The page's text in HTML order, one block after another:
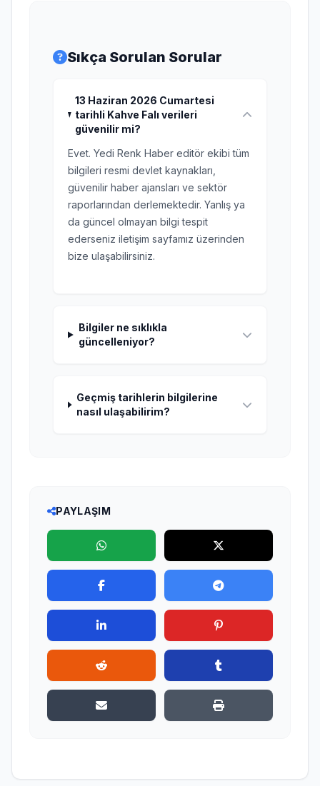
Sıkça Sorulan Sorular
13 Haziran 2026 Cumartesi
tarihli Kahve Falı verileri
güvenilir mi?
Evet. Yedi Renk Haber editör ekibi tüm
bilgileri resmi devlet kaynakları,
güvenilir haber ajansları ve sektör
raporlarından derlemektedir. Yanlış ya
da güncel olmayan bilgi tespit
ederseniz iletişim sayfamız üzerinden
bize ulaşabilirsiniz.
Bilgiler ne sıklıkla
güncelleniyor?
Geçmiş tarihlerin bilgilerine
nasıl ulaşabilirim?
PAYLAŞIM